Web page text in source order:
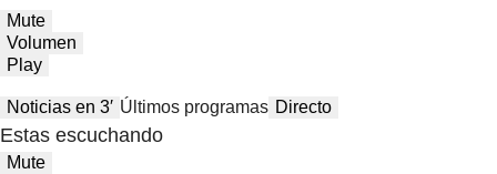
Mute
Volumen
Play
Noticias en 3′ Últimos programas Directo
Estas escuchando
Mute